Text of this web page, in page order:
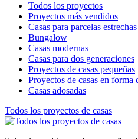
Todos los proyectos
Proyectos más vendidos
Casas para parcelas estrechas
Bungalow
Casas modernas
Casas para dos generaciones
Proyectos de casas pequeñas
Proyectos de casas en forma
Casas adosadas
Todos los proyectos de casas